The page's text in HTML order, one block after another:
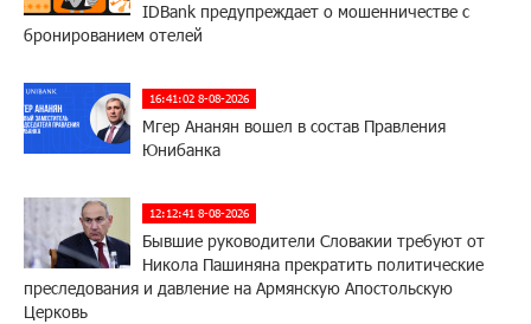
IDBank предупреждает о мошенничестве с
бронированием отелей
16:41:02 8-08-2026
Мгер Ананян вошел в состав Правления
Юнибанка
12:12:41 8-08-2026
Бывшие руководители Словакии требуют от
Никола Пашиняна прекратить политические
преследования и давление на Армянскую Апостольскую
Церковь